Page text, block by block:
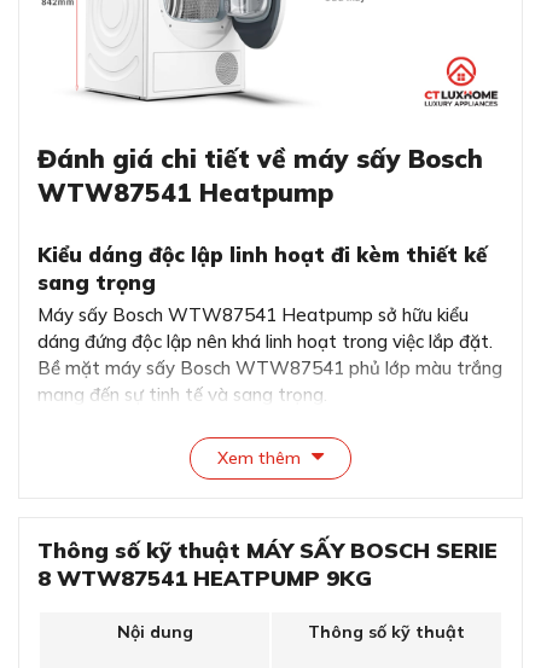
Đánh giá chi tiết về máy sấy Bosch
WTW87541 Heatpump
Kiểu dáng độc lập linh hoạt đi kèm thiết kế
sang trọng
Máy sấy Bosch WTW87541 Heatpump sở hữu kiểu
dáng đứng độc lập nên khá linh hoạt trong việc lắp đặt.
Bề mặt máy sấy Bosch WTW87541 phủ lớp màu trắng
mang đến sự tinh tế và sang trọng.
Xem thêm
Thông số kỹ thuật MÁY SẤY BOSCH SERIE
8 WTW87541 HEATPUMP 9KG
Nội dung Thông số kỹ thuật